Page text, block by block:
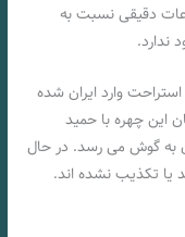
دقیقی نسبت به
ندارد.
وارد ایران شده
این چهره با حمید
به گوش می رسد. در حال
یا تکذیب نشده اند.